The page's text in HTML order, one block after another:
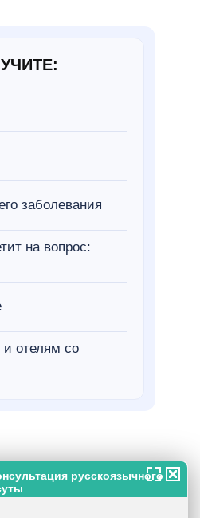
заболевания
на вопрос:
отелям со